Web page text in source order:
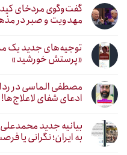
گفت‌وگوی مردخای
مهدویت و صبر در
توجیه‌های جدید یک
«پرستش خورشید»
مصطفی الماسی در
ادعای شفای لاعلاج‌ها!
بیانیه جدید
به ایران؛ نگرانی یا